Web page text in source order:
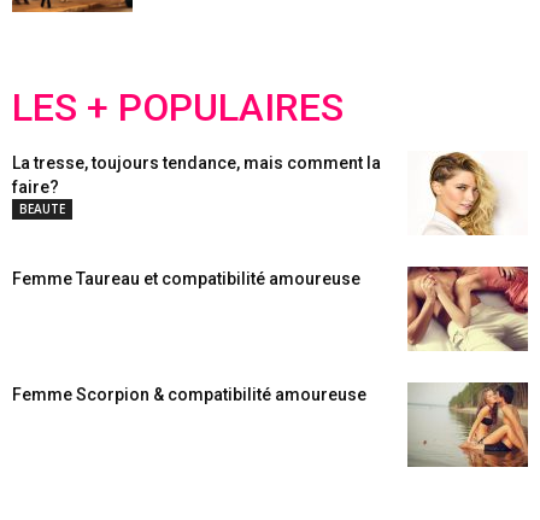
LES + POPULAIRES
La tresse, toujours tendance, mais comment la
faire?
BEAUTE
Femme Taureau et compatibilité amoureuse
Femme Scorpion & compatibilité amoureuse